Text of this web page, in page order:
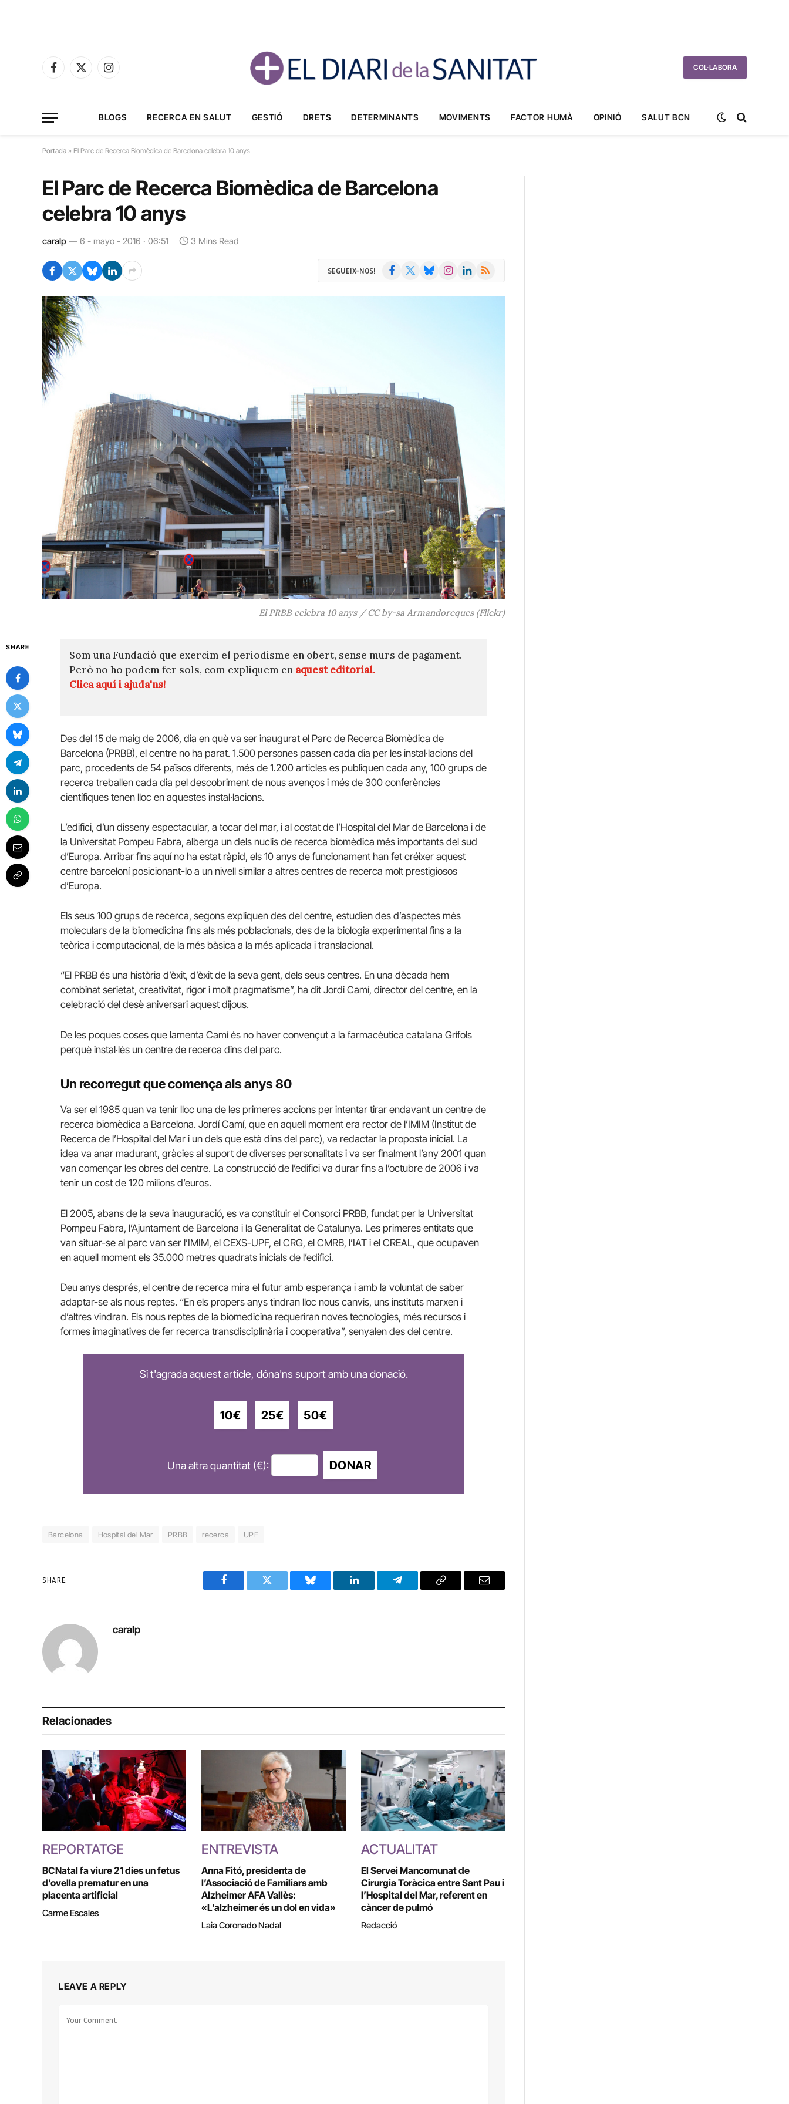
Facebook
X
Instagram
COL·LABORA
BLOGS RECERCA EN SALUT GESTIÓ DRETS DETERMINANTS MOVIMENTS FACTOR HUMÀ OPINIÓ SALUT BCN
Portada » El Parc de Recerca Biomèdica de Barcelona celebra 10 anys
El Parc de Recerca Biomèdica de Barcelona
celebra 10 anys
caralp 6 - mayo - 2016 · 06:51 3 Mins Read
SEGUEIX-NOS! Facebook BlueskyInstagramLinkedIn
RSS
El PRBB celebra 10 anys / CC by-sa Armandoreques (Flickr)
SHARE
Som una Fundació que exercim el periodisme en obert, sense murs de pagament.
Però no ho podem fer sols, com expliquem en aquest editorial.
Clica aquí i ajuda'ns!
Des del 15 de maig de 2006, dia en què va ser inaugurat el Parc de Recerca Biomèdica de
Barcelona (PRBB), el centre no ha parat. 1.500 persones passen cada dia per les instal·lacions del
parc, procedents de 54 països diferents, més de 1.200 articles es publiquen cada any, 100 grups de
recerca treballen cada dia pel descobriment de nous avenços i més de 300 conferències
científiques tenen lloc en aquestes instal·lacions.
L’edifici, d’un disseny espectacular, a tocar del mar, i al costat de l’Hospital del Mar de Barcelona i de
la Universitat Pompeu Fabra, alberga un dels nuclis de recerca biomèdica més importants del sud
d’Europa. Arribar fins aquí no ha estat ràpid, els 10 anys de funcionament han fet créixer aquest
centre barceloní posicionant-lo a un nivell similar a altres centres de recerca molt prestigiosos
d’Europa.
Els seus 100 grups de recerca, segons expliquen des del centre, estudien des d’aspectes més
moleculars de la biomedicina fins als més poblacionals, des de la biologia experimental fins a la
teòrica i computacional, de la més bàsica a la més aplicada i translacional.
“El PRBB és una història d’èxit, d’èxit de la seva gent, dels seus centres. En una dècada hem
combinat serietat, creativitat, rigor i molt pragmatisme”, ha dit Jordi Camí, director del centre, en la
celebració del desè aniversari aquest dijous.
De les poques coses que lamenta Camí és no haver convençut a la farmacèutica catalana Grífols
perquè instal·lés un centre de recerca dins del parc.
Un recorregut que comença als anys 80
Va ser el 1985 quan va tenir lloc una de les primeres accions per intentar tirar endavant un centre de
recerca biomèdica a Barcelona. Jordí Camí, que en aquell moment era rector de l’IMIM (Institut de
Recerca de l’Hospital del Mar i un dels que està dins del parc), va redactar la proposta inicial. La
idea va anar madurant, gràcies al suport de diverses personalitats i va ser finalment l’any 2001 quan
van començar les obres del centre. La construcció de l’edifici va durar fins a l’octubre de 2006 i va
tenir un cost de 120 milions d’euros.
El 2005, abans de la seva inauguració, es va constituir el Consorci PRBB, fundat per la Universitat
Pompeu Fabra, l’Ajuntament de Barcelona i la Generalitat de Catalunya. Les primeres entitats que
van situar-se al parc van ser l’IMIM, el CEXS-UPF, el CRG, el CMRB, l’IAT i el CREAL, que ocupaven
en aquell moment els 35.000 metres quadrats inicials de l’edifici.
Deu anys després, el centre de recerca mira el futur amb esperança i amb la voluntat de saber
adaptar-se als nous reptes. “En els propers anys tindran lloc nous canvis, uns instituts marxen i
d’altres vindran. Els nous reptes de la biomedicina requeriran noves tecnologies, més recursos i
formes imaginatives de fer recerca transdisciplinària i cooperativa”, senyalen des del centre.
Si t'agrada aquest article, dóna'ns suport amb una donació.
10€ 25€ 50€
Una altra quantitat (€): DONAR
Barcelona Hospital del Mar PRBB recerca UPF
SHARE.
Facebook Twitter Bluesky LinkedIn Telegram Copy
Email
caralp
Relacionades
REPORTATGE
BCNatal fa viure 21 dies un fetus
d’ovella prematur en una
placenta artificial
Carme Escales
ENTREVISTA
Anna Fitó, presidenta de
l’Associació de Familiars amb
Alzheimer AFA Vallès:
«L’alzheimer és un dol en vida»
Laia Coronado Nadal
ACTUALITAT
El Servei Mancomunat de
Cirurgia Toràcica entre Sant Pau i
l’Hospital del Mar, referent en
càncer de pulmó
Redacció
LEAVE A REPLY